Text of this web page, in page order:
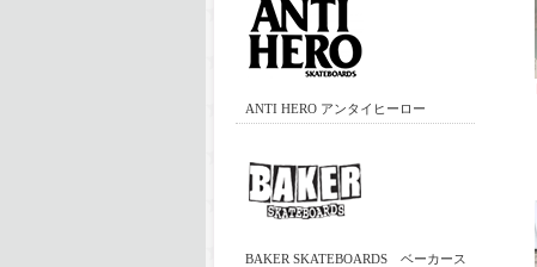
ANTI HERO アンタイヒーロー
BAKER SKATEBOARDS ベーカース